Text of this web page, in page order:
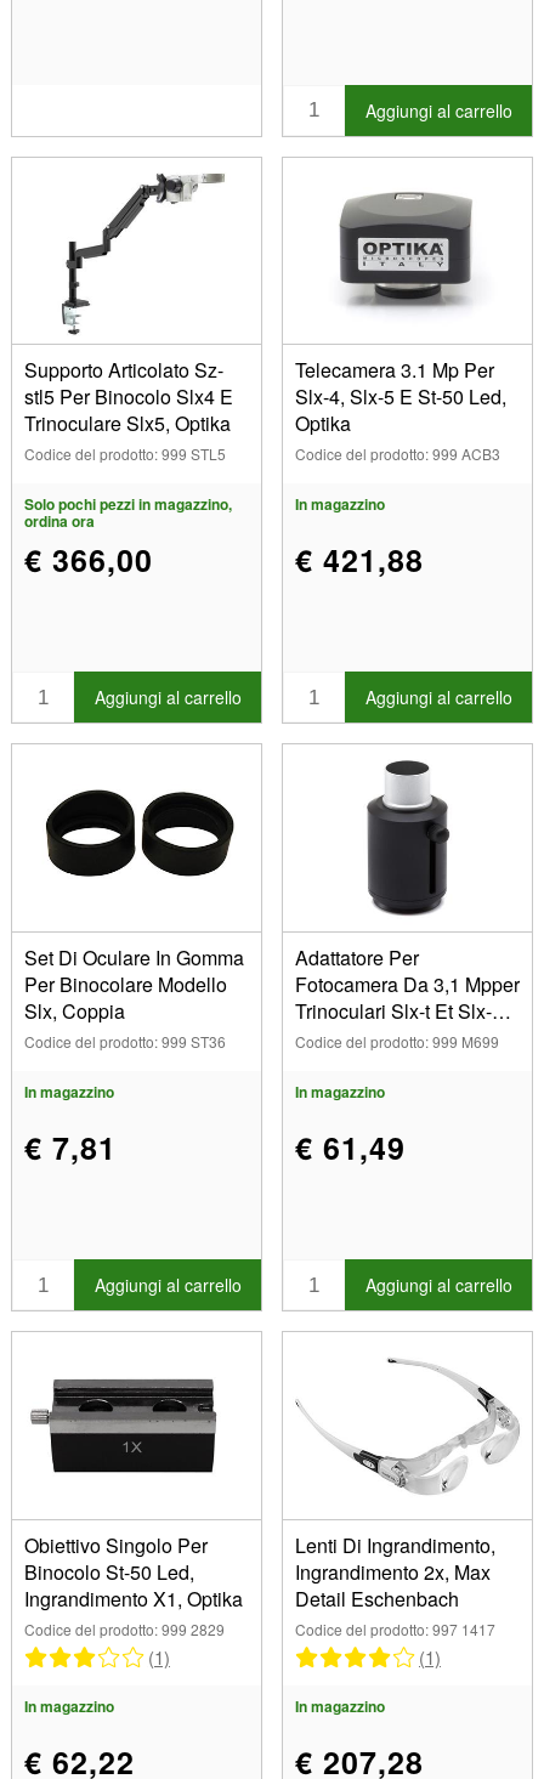
Aggiungi al carrello
Supporto Articolato Sz-
stl5 Per Binocolo Slx4 E
Trinoculare Slx5, Optika
Codice del prodotto: 999 STL5
Solo pochi pezzi in magazzino,
ordina ora
€ 366,00
Aggiungi al carrello
Telecamera 3.1 Mp Per
Slx-4, Slx-5 E St-50 Led,
Optika
Codice del prodotto: 999 ACB3
In magazzino
€ 421,88
Aggiungi al carrello
Set Di Oculare In Gomma
Per Binocolare Modello
Slx, Coppia
Codice del prodotto: 999 ST36
In magazzino
€ 7,81
Aggiungi al carrello
Adattatore Per
Fotocamera Da 3,1 Mpper
Trinoculari Slx-t Et Slx-5,
Op Tika
Codice del prodotto: 999 M699
In magazzino
€ 61,49
Aggiungi al carrello
Obiettivo Singolo Per
Binocolo St-50 Led,
Ingrandimento X1, Optika
Codice del prodotto: 999 2829
(1)
In magazzino
€ 62,22
Lenti Di Ingrandimento,
Ingrandimento 2x, Max
Detail Eschenbach
Codice del prodotto: 997 1417
(1)
In magazzino
€ 207,28